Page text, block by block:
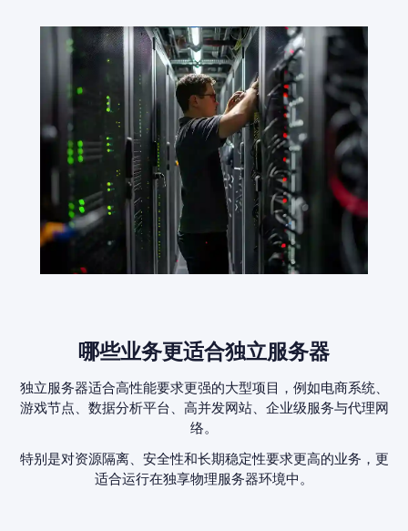
哪些业务更适合独立服务器
独立服务器适合高性能要求更强的大型项目，例如电商系统、
游戏节点、数据分析平台、高并发网站、企业级服务与代理网
络。
特别是对资源隔离、安全性和长期稳定性要求更高的业务，更
适合运行在独享物理服务器环境中。